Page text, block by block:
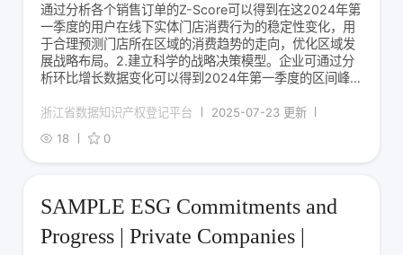
通过分析各个销售订单的Z-Score可以得到在这2024年第
一季度的用户在线下实体门店消费行为的稳定性变化，用
于合理预测门店所在区域的消费趋势的走向，优化区域发
展战略布局。2.建立科学的战略决策模型。企业可通过分
析环比增长数据变化可以得到2024年第一季度的区间峰
评分密集的时间段，可认为这一时间段为峰值时间，并通
过数据构建仓储补货体系，合理完成
浙江省数据知识产权登记平台
2025-07-23 更新
18
0
SAMPLE ESG Commitments and
Progress | Private Companies |